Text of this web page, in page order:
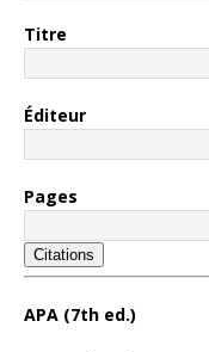
Titre
Éditeur
Pages
Citations
APA (7th ed.)